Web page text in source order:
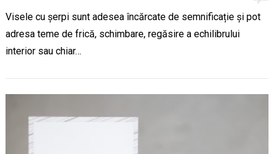
Visele cu șerpi sunt adesea încărcate de semnificație și pot
adresa teme de frică, schimbare, regăsire a echilibrului
interior sau chiar…